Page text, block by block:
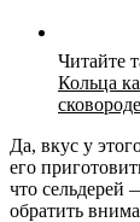
Читайте
Кольца
Да, вкус у
его
что сельдерей
обратить